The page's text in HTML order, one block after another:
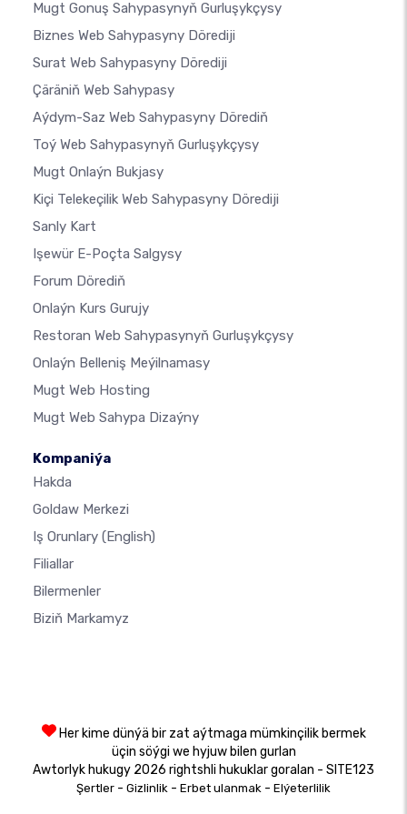
Mugt Gonuş Sahypasynyň Gurluşykçysy
Biznes Web Sahypasyny Dörediji
Surat Web Sahypasyny Dörediji
Çäräniň Web Sahypasy
Aýdym-Saz Web Sahypasyny Dörediň
Toý Web Sahypasynyň Gurluşykçysy
Mugt Onlaýn Bukjasy
Kiçi Telekeçilik Web Sahypasyny Dörediji
Sanly Kart
Işewür E-Poçta Salgysy
Forum Dörediň
Onlaýn Kurs Gurujy
Restoran Web Sahypasynyň Gurluşykçysy
Onlaýn Belleniş Meýilnamasy
Mugt Web Hosting
Mugt Web Sahypa Dizaýny
Kompaniýa
Hakda
Goldaw Merkezi
Iş Orunlary (English)
Filiallar
Bilermenler
Biziň Markamyz
Her kime dünýä bir zat aýtmaga mümkinçilik bermek
üçin söýgi we hyjuw bilen gurlan
Awtorlyk hukugy 2026 rightshli hukuklar goralan - SITE123
Şertler - Gizlinlik - Erbet ulanmak - Elýeterlilik